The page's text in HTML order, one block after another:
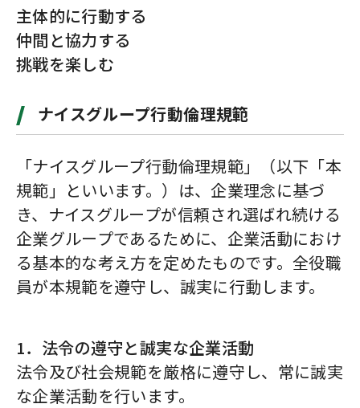
主体的に行動する
仲間と協力する
挑戦を楽しむ
ナイスグループ行動倫理規範
「ナイスグループ行動倫理規範」（以下「本
規範」といいます。）は、企業理念に基づ
き、ナイスグループが信頼され選ばれ続ける
企業グループであるために、企業活動におけ
る基本的な考え方を定めたものです。全役職
員が本規範を遵守し、誠実に行動します。
1．法令の遵守と誠実な企業活動
法令及び社会規範を厳格に遵守し、常に誠実
な企業活動を行います。